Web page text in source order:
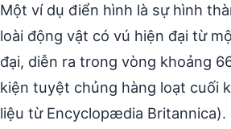
Một ví dụ điển hình là sự hình
loài động vật có vú hiện đại từ
đại, diễn ra trong vòng khoảng
kiện tuyệt chủng hàng loạt cuối
liệu từ Encyclopædia Britannica).